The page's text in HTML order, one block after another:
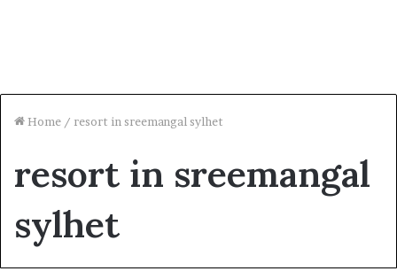
Home / resort in sreemangal sylhet
resort in sreemangal
sylhet